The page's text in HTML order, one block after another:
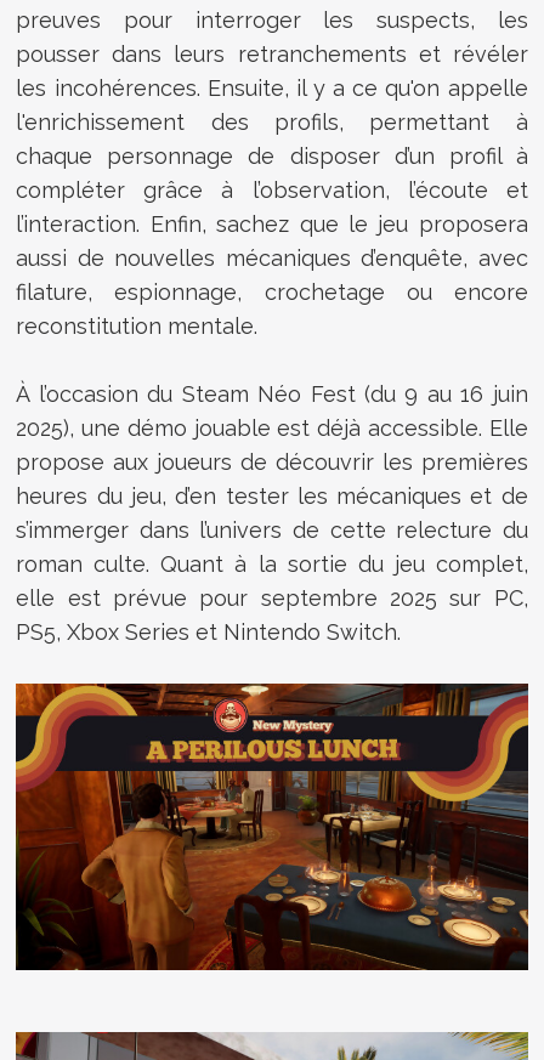
preuves pour interroger les suspects, les
pousser dans leurs retranchements et révéler
les incohérences. Ensuite, il y a ce qu'on appelle
l'enrichissement des profils, permettant à
chaque personnage de disposer d’un profil à
compléter grâce à l’observation, l’écoute et
l’interaction. Enfin, sachez que le jeu proposera
aussi de nouvelles mécaniques d’enquête, avec
filature, espionnage, crochetage ou encore
reconstitution mentale.
À l’occasion du Steam Néo Fest (du 9 au 16 juin
2025), une démo jouable est déjà accessible. Elle
propose aux joueurs de découvrir les premières
heures du jeu, d’en tester les mécaniques et de
s’immerger dans l’univers de cette relecture du
roman culte. Quant à la sortie du jeu complet,
elle est prévue pour septembre 2025 sur PC,
PS5, Xbox Series et Nintendo Switch.